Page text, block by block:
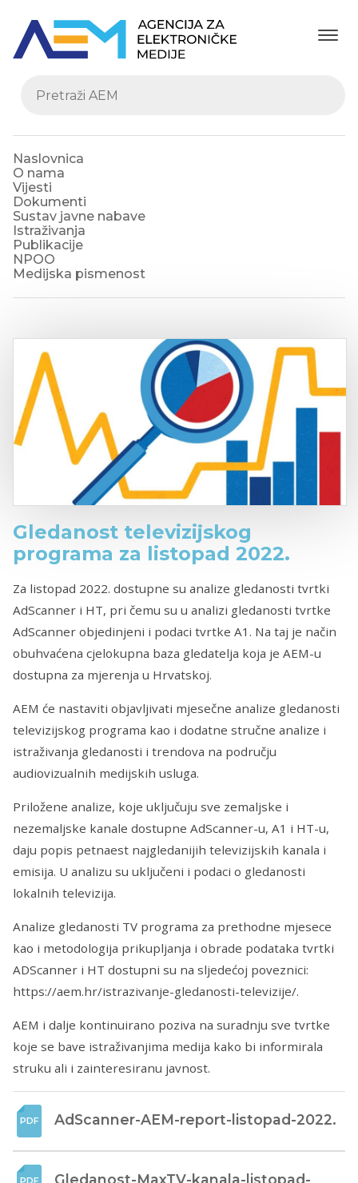
Naslovnica
O nama
Vijesti
Dokumenti
Sustav javne nabave
Istraživanja
Publikacije
NPOO
Medijska pismenost
Gledanost televizijskog
programa za listopad 2022.
Za listopad 2022. dostupne su analize gledanosti tvrtki
AdScanner i HT, pri čemu su u analizi gledanosti tvrtke
AdScanner objedinjeni i podaci tvrtke A1. Na taj je način
obuhvaćena cjelokupna baza gledatelja koja je AEM-u
dostupna za mjerenja u Hrvatskoj.
AEM će nastaviti objavljivati mjesečne analize gledanosti
televizijskog programa kao i dodatne stručne analize i
istraživanja gledanosti i trendova na području
audiovizualnih medijskih usluga.
Priložene analize, koje uključuju sve zemaljske i
nezemaljske kanale dostupne AdScanner-u, A1 i HT-u,
daju popis petnaest najgledanijih televizijskih kanala i
emisija. U analizu su uključeni i podaci o gledanosti
lokalnih televizija.
Analize gledanosti TV programa za prethodne mjesece
kao i metodologija prikupljanja i obrade podataka tvrtki
ADScanner i HT dostupni su na sljedećoj poveznici:
https://aem.hr/istrazivanje-gledanosti-televizije/.
AEM i dalje kontinuirano poziva na suradnju sve tvrtke
koje se bave istraživanjima medija kako bi informirala
struku ali i zainteresiranu javnost.
AdScanner-AEM-report-listopad-2022.